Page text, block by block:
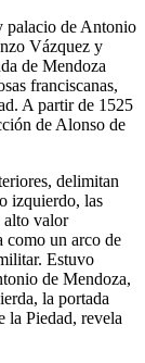
palacio de Antonio
Vázquez y
de Mendoza
franciscanas,
A partir de 1525
de Alonso de
delimitan
izquierdo, las
alto valor
como un arco de
Estuvo
de Mendoza,
la portada
la Piedad, revela